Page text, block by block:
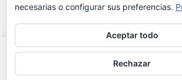
CONTRASEÑAS ETHER
Utilizamos cookies propias y de
experiencia de navegación, y ofrecer
necesarias o configurar sus preferencias.
Aceptar todo
Rechazar